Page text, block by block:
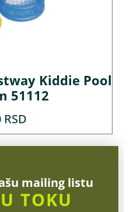
Kiddie Pool
51112
RSD
mailing listu
TOKU